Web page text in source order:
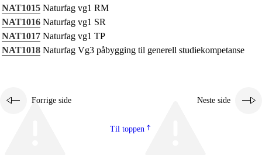
NAT1015 Naturfag vg1 RM
NAT1016 Naturfag vg1 SR
NAT1017 Naturfag vg1 TP
NAT1018 Naturfag Vg3 påbygging til generell studiekompetanse
Forrige side Neste side
Til toppen